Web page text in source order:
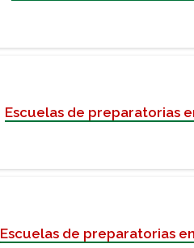
Escuelas de preparatorias
Escuelas de preparatorias